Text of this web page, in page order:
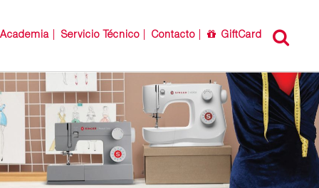
Academia Servicio Técnico Contacto GiftCard